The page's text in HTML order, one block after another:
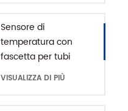
Sensore di
temperatura con
fascetta per tubi
impermeabile IP68
VISUALIZZA DI PIÙ